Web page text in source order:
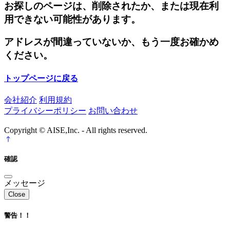
お探しのページは、削除されたか、または現在利
用できない可能性があります。
アドレスが間違っていないか、もう一度お確かめ
ください。
トップページに戻る
会社紹介 利用規約
プライバシーポリシー お問い合わせ
Copyright © AISE,Inc. - All rights reserved.
確認
メッセージ
Close
警告！！